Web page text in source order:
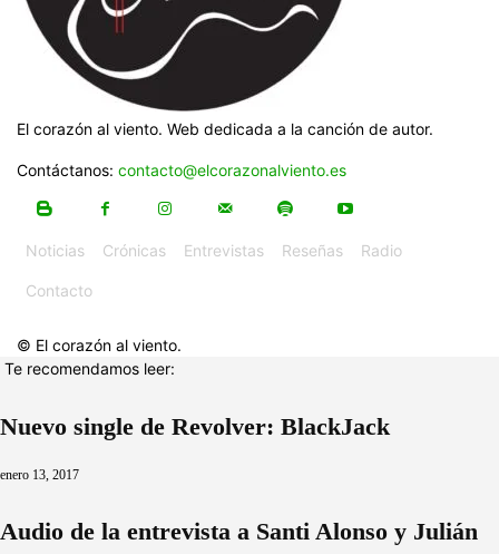
El corazón al viento. Web dedicada a la canción de autor.
Contáctanos: contacto@elcorazonalviento.es
Noticias Crónicas Entrevistas Reseñas Radio
Contacto
© El corazón al viento.
Te recomendamos leer:
Nuevo single de Revolver: BlackJack
enero 13, 2017
Audio de la entrevista a Santi Alonso y Julián